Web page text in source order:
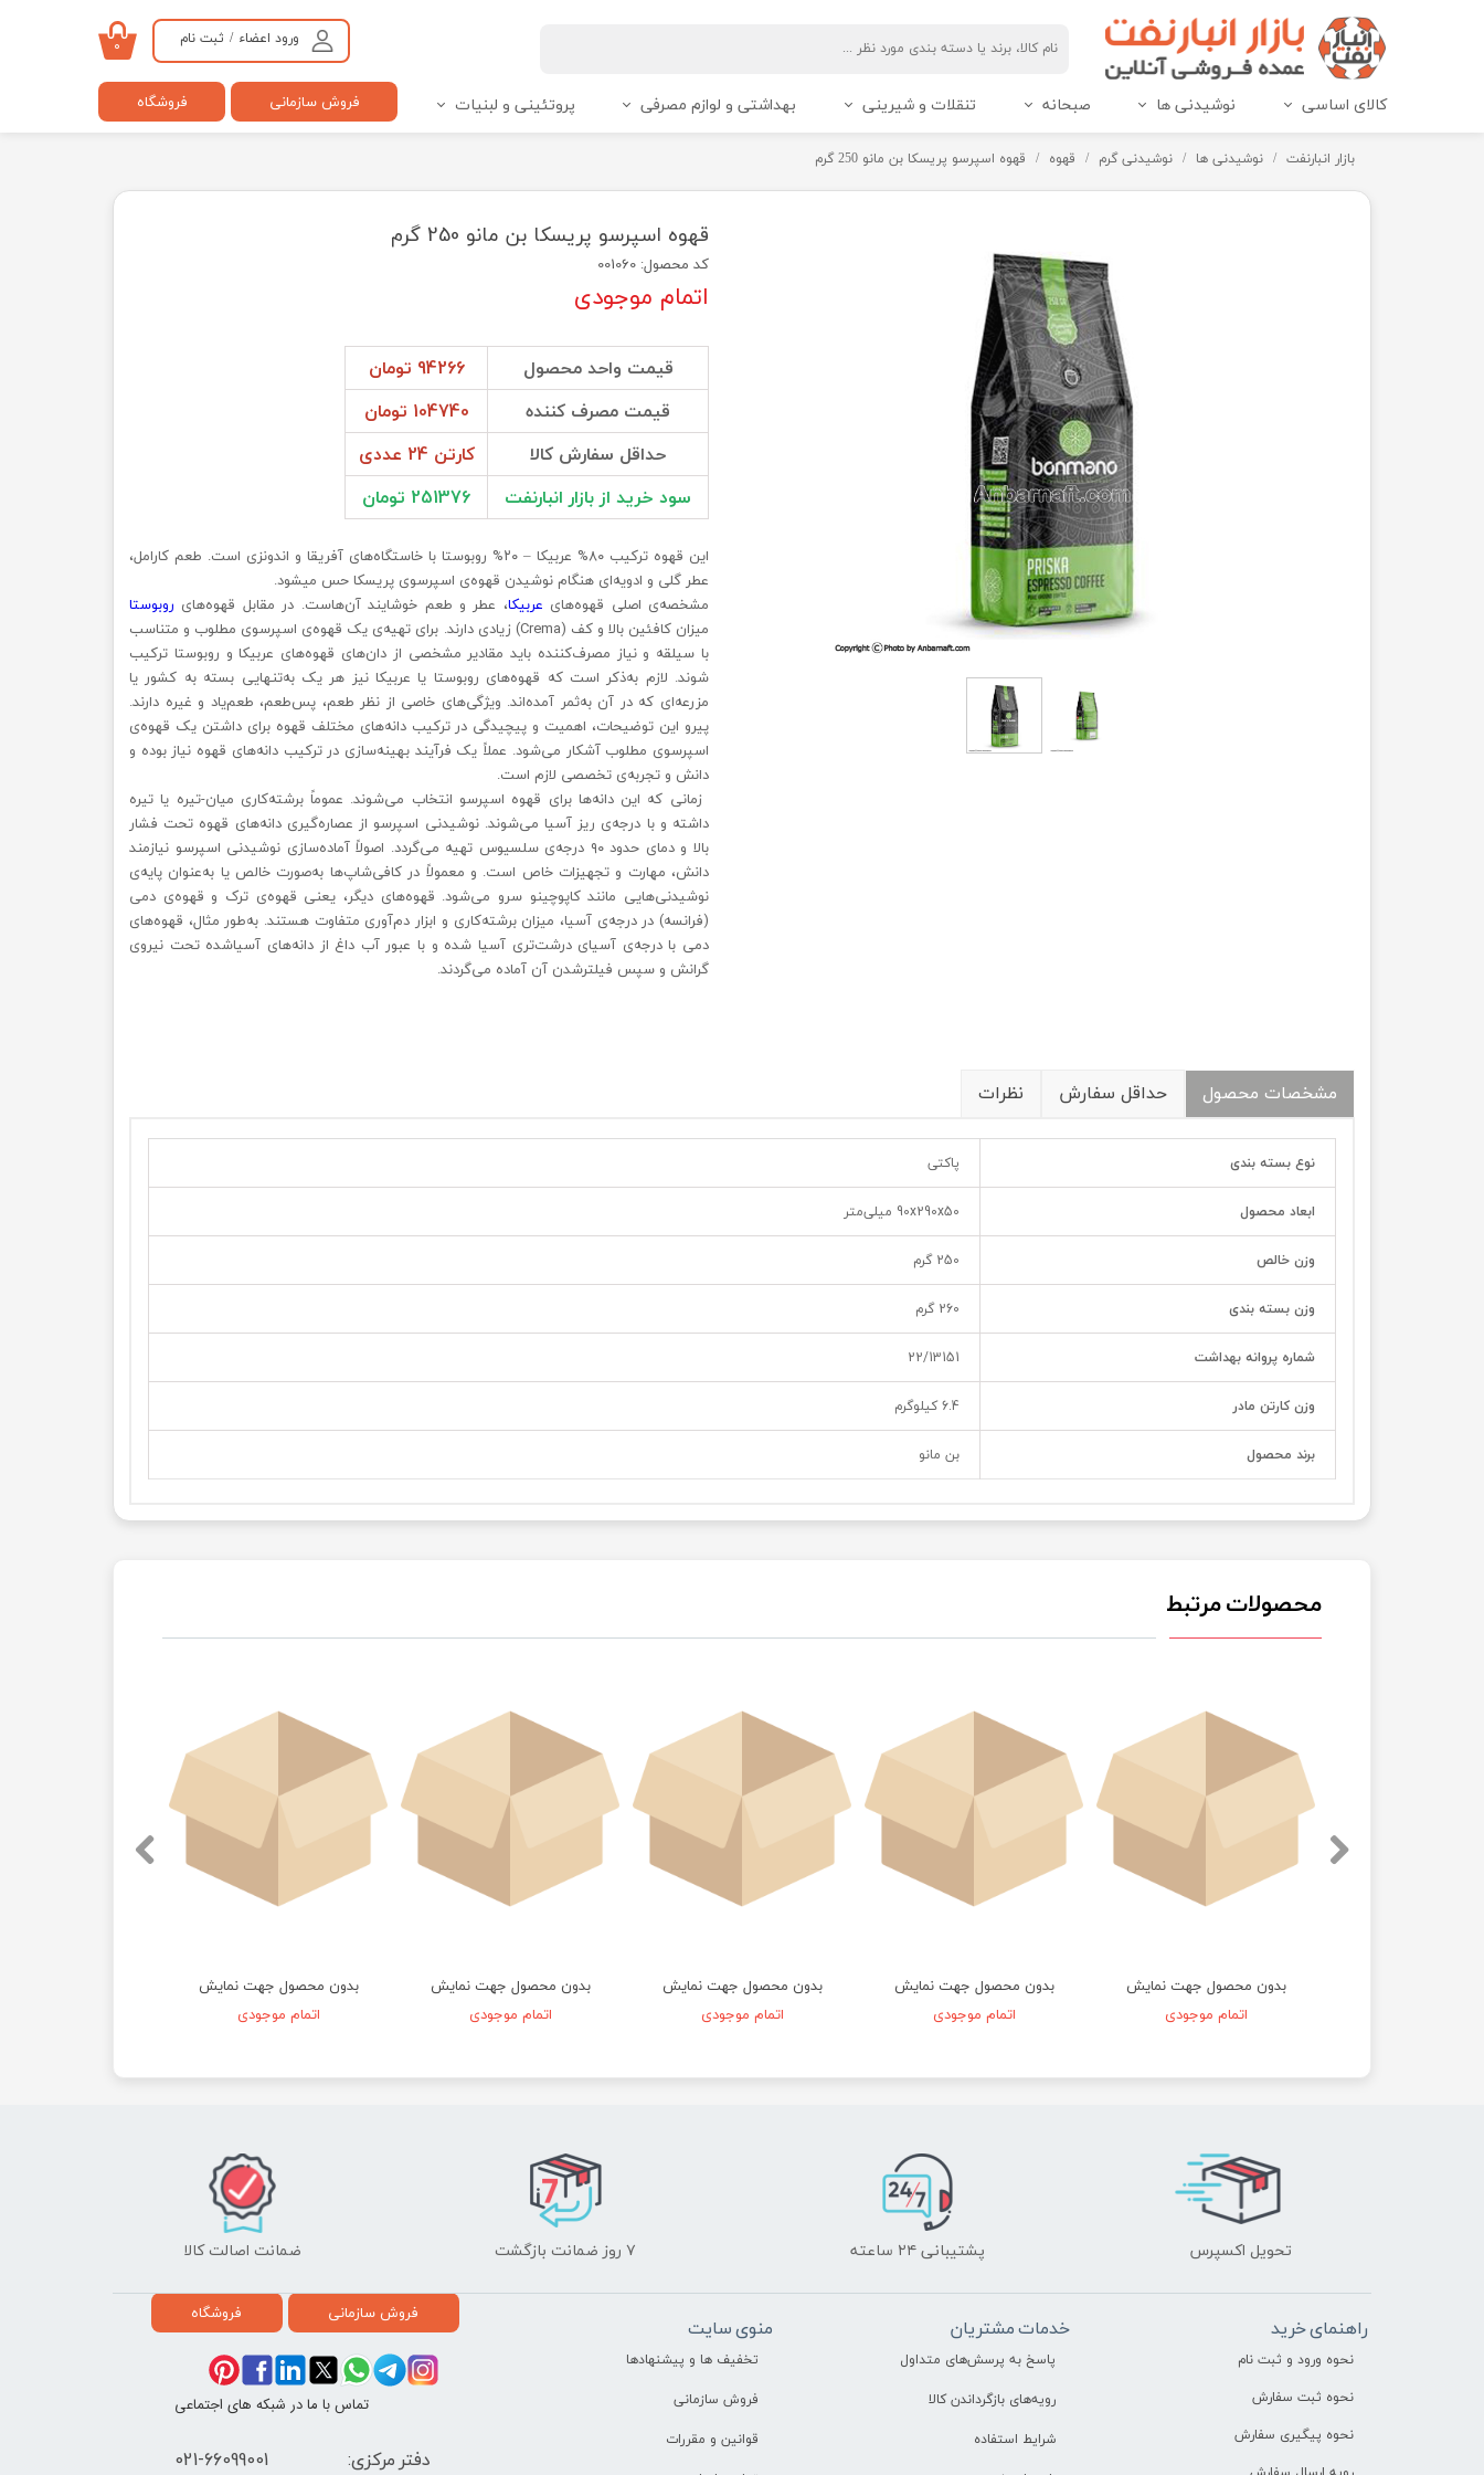
ورود اعضاء / ثبت نام
تغییر گذر واژه
خروج از حساب کاربری
۰
کالای اساسی نوشیدنی ها صبحانه تنقلات و شیرینی بهداشتی و لوازم مصرفی پروتئینی و لبنیات فروش سازمانی فروشگاه
بازار انبارنفت نوشیدنی ها نوشیدنی گرم قهوه قهوه اسپرسو پریسکا بن مانو 250 گرم
قهوه اسپرسو پریسکا بن مانو 250 گرم
کد محصول: 001060
اتمام موجودی
قیمت واحد محصول
94266 تومان
قیمت مصرف کننده
104740 تومان
حداقل سفارش کالا
کارتن 24 عددی
سود خرید از بازار انبارنفت
251376 تومان
این قهوه ترکیب ۸۰% عربیکا – ۲۰% روبوستا با خاستگاه‌های آفریقا و اندونزی است. طعم کارامل،
عطر گلی و ادویه‌ای هنگام نوشیدن قهوه‌ی اسپرسوی پریسکا حس می‎شود.
مشخصه‌ی اصلی قهوه‌های عربیکا، عطر و طعم خوشایند آن‌هاست. در مقابل قهوه‌های روبوستا
میزان کافئین بالا و کف (Crema) زیادی دارند. برای تهیه‌ی یک قهوه‌ی اسپرسوی مطلوب و متناسب
با سیلقه و نیاز مصرف‌کننده باید مقادیر مشخصی از دان‌های قهوه‌های عربیکا و روبوستا ترکیب
شوند. لازم به‌ذکر است که قهوه‌های روبوستا یا عربیکا نیز هر یک به‌تنهایی بسته به کشور یا
مزرعه‌ای که در آن به‌ثمر آمده‌اند. ویژگی‌های خاصی از نظر طعم، پس‌طعم، طعم‌یاد و غیره دارند.
پیرو این توضیحات، اهمیت و پیچیدگی در ترکیب دانه‌های مختلف قهوه برای داشتن یک قهوه‌ی
اسپرسوی مطلوب آشکار می‌شود. عملاً یک فرآیند بهینه‌سازی در ترکیب دانه‌های قهوه نیاز بوده و
دانش و تجربه‌ی تخصصی لازم است.
زمانی که این دانه‌ها برای قهوه اسپرسو انتخاب می‌شوند. عموماً برشته‌کاری میان-تیره یا تیره
داشته و با درجه‌ی ریز آسیا می‌شوند. نوشیدنی‌ اسپرسو از عصاره‌گیری دانه‌های قهوه تحت فشار
بالا و دمای حدود ۹۰ درجه‌ی سلسیوس تهیه می‌گردد. اصولاً آماده‌سازی نوشیدنی اسپرسو نیازمند
دانش، مهارت و تجهیزات خاص است. و معمولاً در کافی‌شاپ‌ها به‌صورت خالص یا به‌عنوان پایه‌ی
نوشیدنی‌هایی مانند کاپوچینو سرو می‌شود. قهوه‌های دیگر، یعنی قهوه‌ی ترک و قهوه‌ی دمی
(فرانسه) در درجه‌ی آسیا، میزان برشته‌کاری و ابزار دم‌آوری متفاوت هستند. به‌طور مثال، قهوه‌های
دمی با درجه‌ی آسیای درشت‌تری آسیا شده و با عبور آب داغ از دانه‌های آسیا‌شده تحت نیروی
گرانش و سپس فیلترشدن آن آماده می‌گردند.
مشخصات محصول حداقل سفارش نظرات
نوع بسته بندی پاکتی
ابعاد محصول 90x290x50 میلی‌متر
وزن خالص 250 گرم
وزن بسته بندی 260 گرم
شماره پروانه بهداشت 22/13151
وزن کارتن مادر 6.4 کیلوگرم
برند محصول بن مانو
محصولات مرتبط
بدون محصول جهت نمایش
اتمام موجودی
بدون محصول جهت نمایش
اتمام موجودی
بدون محصول جهت نمایش
اتمام موجودی
بدون محصول جهت نمایش
اتمام موجودی
بدون محصول جهت نمایش
اتمام موجودی
تحویل اکسپرس پشتیبانی ۲۴ ساعته ۷ روز ضمانت بازگشت ضمانت اصالت کالا
راهنمای خرید
نحوه ورود و ثبت نام
نحوه ثبت سفارش
نحوه پیگیری سفارش
خدمات مشتریان
پاسخ به پرسش‌های متداول
رویه‌های بازگرداندن کالا
شرایط استفاده
منوی سایت
تخفیف ها و پیشنهادها
فروش سازمانی
قوانین و مقررات
فروش سازمانی فروشگاه
دفتر مرکزی: 66099001-021
تماس با ما در شبکه های اجتماعی